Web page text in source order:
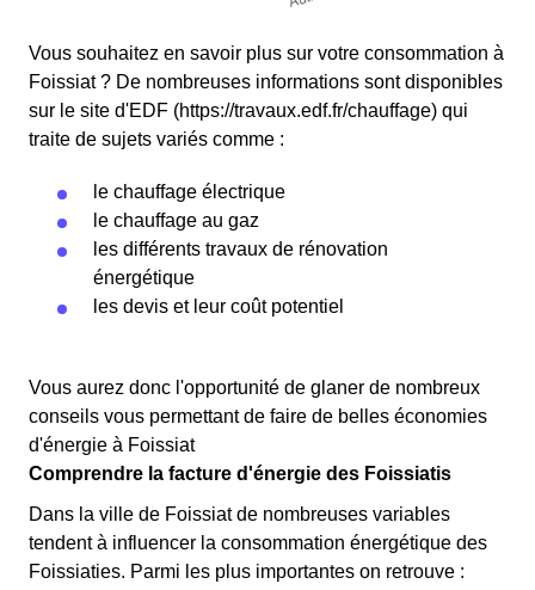
Vous souhaitez en savoir plus sur votre consommation à
Foissiat ? De nombreuses informations sont disponibles
sur le site d'EDF (https://travaux.edf.fr/chauffage) qui
traite de sujets variés comme :
le chauffage électrique
le chauffage au gaz
les différents travaux de rénovation
énergétique
les devis et leur coût potentiel
Vous aurez donc l'opportunité de glaner de nombreux
conseils vous permettant de faire de belles économies
d'énergie à Foissiat
Comprendre la facture d'énergie des Foissiatis
Dans la ville de Foissiat de nombreuses variables
tendent à influencer la consommation énergétique des
Foissiaties. Parmi les plus importantes on retrouve :